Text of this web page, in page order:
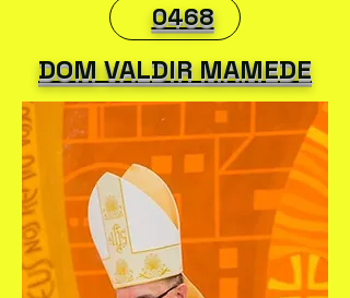
0468
DOM VALDIR MAMEDE